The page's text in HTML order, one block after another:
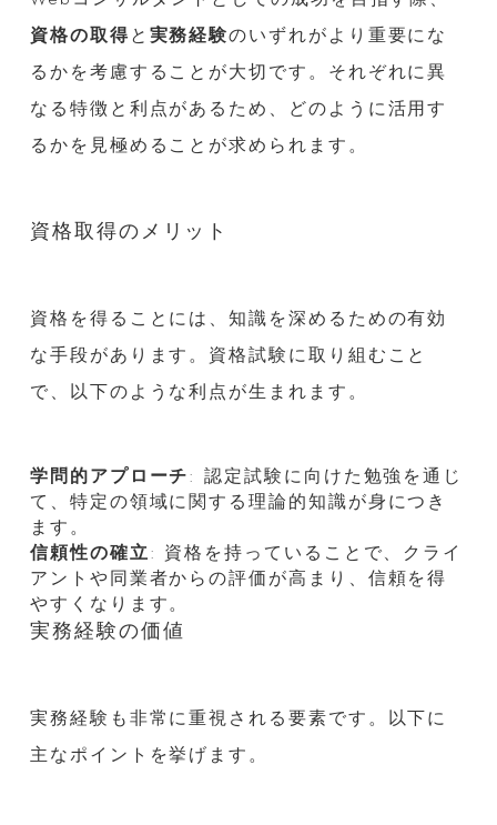
資格の取得と 実務経験のいずれがより重要にな
るかを考慮することが大切です。それぞれに異
なる特徴と利点があるため、どのように活用す
るかを見極めることが求められます。
資格取得のメリット
資格を得ることには、知識を深めるための有効
な手段があります。資格試験に取り組むこと
で、以下のような利点が生まれます。
学問的アプローチ: 認定試験に向けた勉強を通じ
て、特定の領域に関する理論的知識が身につき
ます。
信頼性の確立: 資格を持っていることで、クライ
アントや同業者からの評価が高まり、信頼を得
やすくなります。
実務経験の価値
実務経験も非常に重視される要素です。以下に
主なポイントを挙げます。